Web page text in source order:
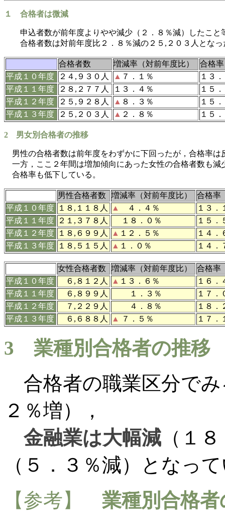
１ 合格者は微減
申込者数が前年度よりやや減少（２．８％減）したこと
合格者数は対前年度比２．８％減の２５,２０３人となっ
合格者数 増減率（対前年度比）
合格率
平成 １０年度 ２４,９３０人 ▲ ７．１％
１３
平成 １１ 年度 ２８,２７７人 １３．４％
１５
平成 １２年度 ２５,９２８人 ▲ ８．３％
１５
平成 １３ 年度 ２５,２０３人 ▲ ２．８％ １５
2 男女別合格者の推移
男性の合格者数は前年度をわずかに下回ったが，合格率は
一方，ここ２年間は増加傾向にあった女性の合格者数も減
合格率も低下している。
男性合格者数 増減率（対前年度比）
合格率
平成１０年度
１８,１１８人 ▲ ４．４％
１３．
平成１１年度
２１,３７８人 １８．０％
１５．
平成１２年度
１８,６９９人 ▲ １２．５％
１４．
平成１３年度
１８,５１５人 ▲ １．０％ １４．
女性合格者数 増減率（対前年度比）
合格率
平成１０年度
６,８１２人 ▲ １３．６％
１６．
平成１１年度
６,８９９人 １．３％
１７．
平成１２年度
７,２２９人 ４．８％
１８．
平成１３年度
６,６８８人 ▲ ７．５％ １７．
3 業種別合格者の推移
合格者の職業区分でみ
２％増），
金融業は大幅減 （１
（５．３％減）となっ
【参考】
業種別合格者